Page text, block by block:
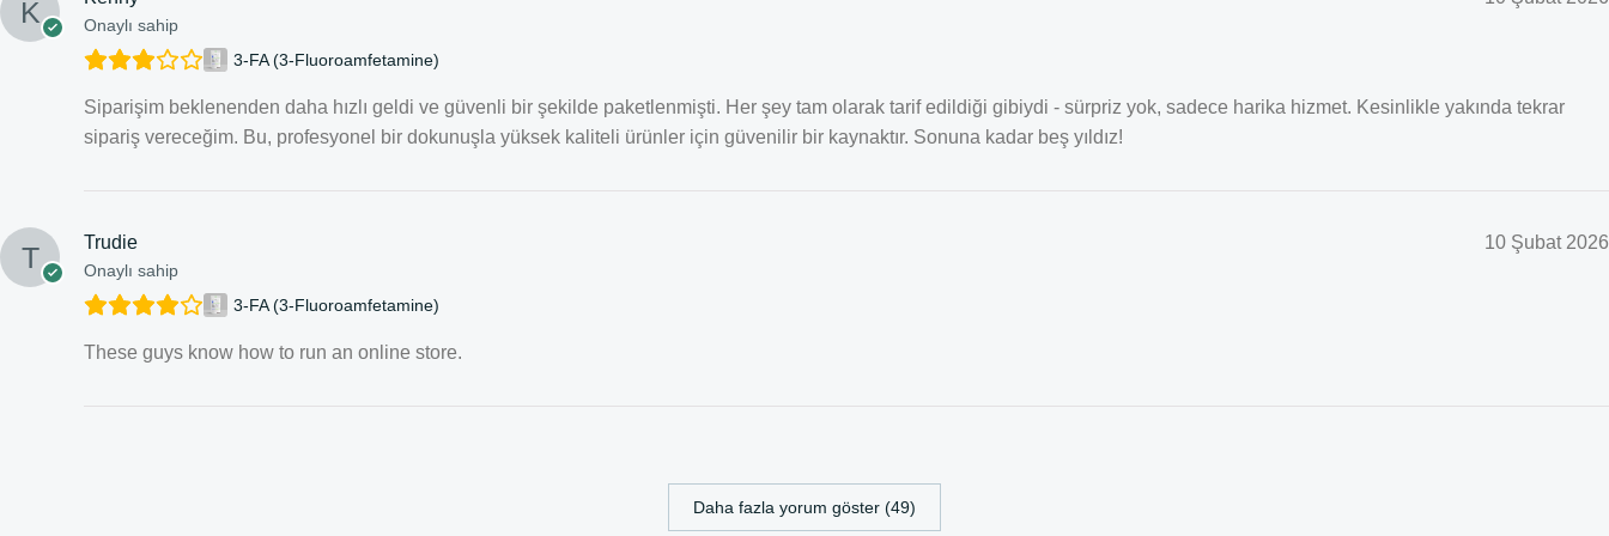
Onaylı sahip
3-FA (3-Fluoroamfetamine)
Siparişim beklenenden daha hızlı geldi ve güvenli bir şekilde paketlenmişti. Her şey tam olarak tarif edildiği gibiydi - sürpriz yok, sadece harika hizmet. Kesinlikle yakında tekrar
sipariş vereceğim. Bu, profesyonel bir dokunuşla yüksek kaliteli ürünler için güvenilir bir kaynaktır. Sonuna kadar beş yıldız!
Trudie
Onaylı sahip
10 Şubat 2026
3-FA (3-Fluoroamfetamine)
These guys know how to run an online store.
Daha fazla yorum göster (49)